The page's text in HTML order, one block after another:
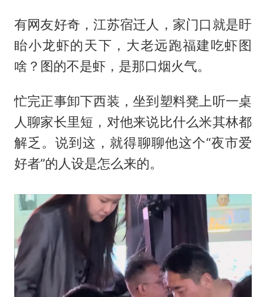
有网友好奇，江苏宿迁人，家门口就是盱
眙小龙虾的天下，大老远跑福建吃虾图
啥？图的不是虾，是那口烟火气。
忙完正事卸下西装，坐到塑料凳上听一桌
人聊家长里短，对他来说比什么米其林都
解乏。说到这，就得聊聊他这个“夜市爱
好者”的人设是怎么来的。